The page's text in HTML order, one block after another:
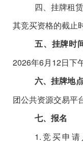
四、挂牌租
其竞买资格的截止
五、挂牌时
2026年6月12日下
六、挂牌地点
团公共资源交易平
七、报名
1.竞买申